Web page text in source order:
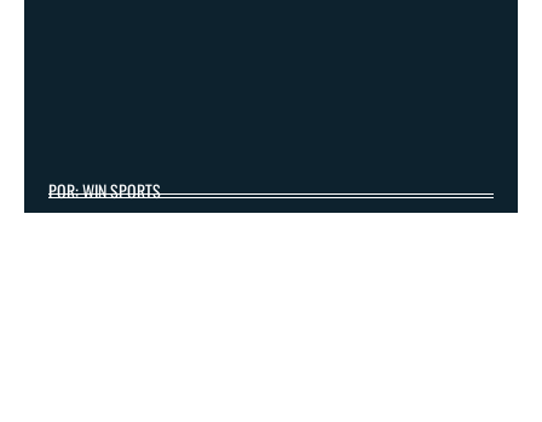
POR: WIN SPORTS